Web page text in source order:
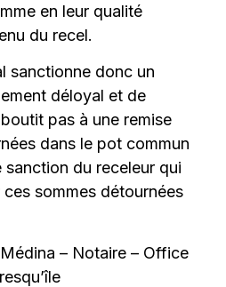
en leur qualité
du recel.
sanctionne donc un
déloyal et de
pas à une remise
dans le pot commun
sanction du receleur qui
sommes détournées
– Notaire – Office